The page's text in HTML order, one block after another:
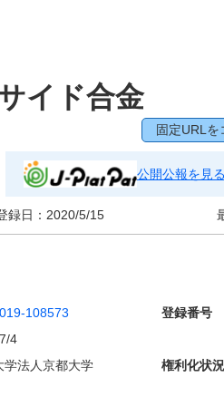
イド合金
固定URLを
公開公報を見
録日： 2020/5/15
108573
登録番号
4
学法人京都大学
権利化状況